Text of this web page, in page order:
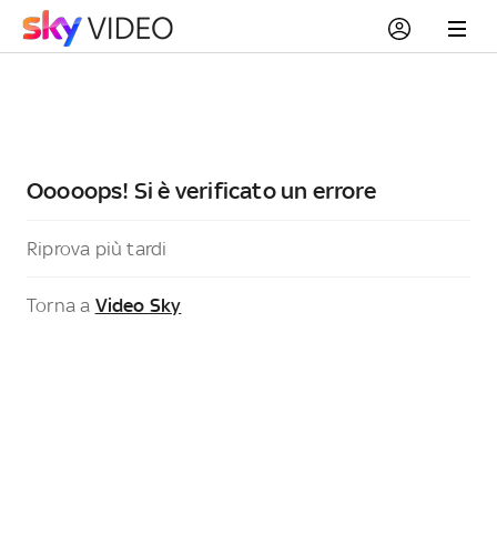
Ooooops! Si è verificato un errore
Riprova più tardi
Torna a Video Sky